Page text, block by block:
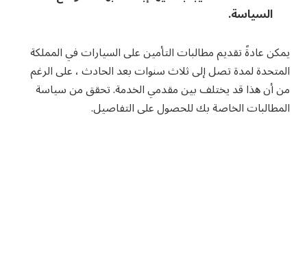
السياسة.
يمكن عادةً تقديم مطالبات التأمين على السيارات في المملكة
المتحدة لمدة تصل إلى ثلاث سنوات بعد الحادث ، على الرغم
من أن هذا قد يختلف بين مقدمي الخدمة. تحقق من سياسة
المطالبات الخاصة بك للحصول على التفاصيل.